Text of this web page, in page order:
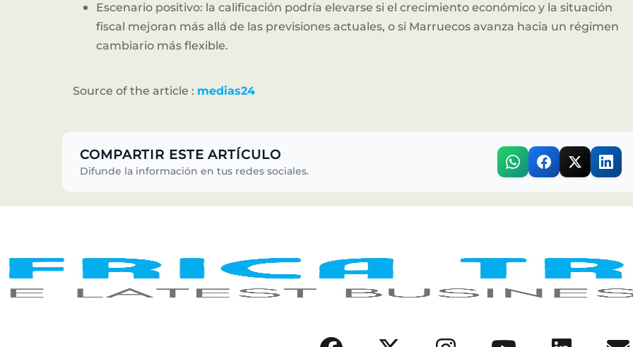
Escenario positivo: la calificación podría elevarse si el crecimiento económico y la situación
fiscal mejoran más allá de las previsiones actuales, o si Marruecos avanza hacia un régimen
cambiario más flexible.
Source of the article : medias24
COMPARTIR ESTE ARTÍCULO
Difunde la información en tus redes sociales.